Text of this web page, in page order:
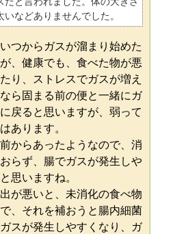
などありませんでした。
つからガスが溜まり始めた
、健康でも、食べた物が悪
り、ストレスでガスが増え
ら固まる前の便と一緒にガ
戻ると思いますが、弱って
あります。
からあったようなので、消
らず、腸でガスが発生しや
思いますね。
が悪いと、未消化の食べ物
、それを補おうと腸内細菌
スが発生しやすくなり、ガ